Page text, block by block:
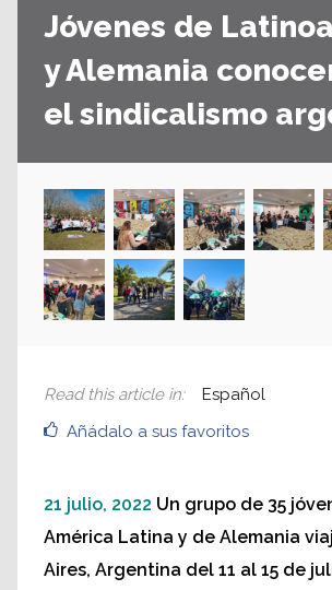
Jóvenes de
y Alemania
el sindicalismo
Añádalo a sus favoritos
Read this article in: Español
21 julio, 2022 Un grupo de 35
América Latina y de Alemania
Aires, Argentina del 11 al 15 de